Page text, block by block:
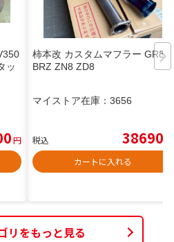
ッ
円
柿本改 カスタムマフラー GR86
BRZ ZN8 ZD8
マイストア在庫： 3656
税込 38690
カートに入れる
リをもっと見る